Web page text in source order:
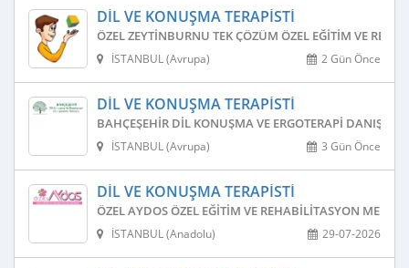
DIL VE KONUŞMA TERAPISTI
ÖZEL ZEYTINBURNU TEK ÇÖZÜM ÖZEL EĞITIM VE
2 Gün Önce
İSTANBUL (Avrupa)
DIL VE KONUŞMA TERAPISTI
BAHÇEŞEHIR DIL KONUŞMA VE ERGOTERAPI
3 Gün Önce
İSTANBUL (Avrupa)
DIL VE KONUŞMA TERAPISTI
ÖZEL AYDOS ÖZEL EĞITIM VE REHABILITASYON
29-07-2026
İSTANBUL (Anadolu)